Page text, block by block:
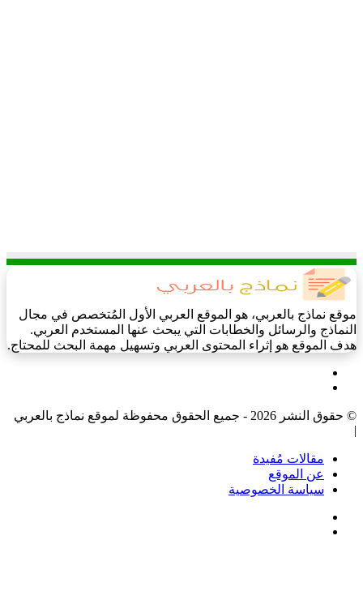
موقع نماذج بالعربي، هو الموقع العربي الأول المُتخصص في مجال
النماذج والرسائل والخطابات التي يبحث عنها المستخدم العربي.
هدف الموقع هو إثراء المحتوى العربي وتسهيل مهمة البحث للمحتاج.
© حقوق النشر 2026 - جميع الحقوق محفوظة لموقع نماذج بالعربي
|
مقالات مُفيدة
عن الموقع
سياسة الخصوصية